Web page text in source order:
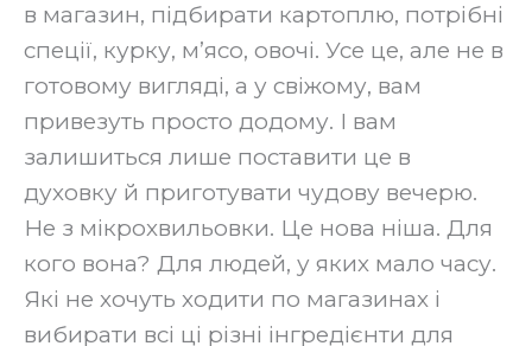
в магазин, підбирати картоплю, потрібні
спеції, курку, м’ясо, овочі. Усе це, але не в
готовому вигляді, а у свіжому, вам
привезуть просто додому. І вам
залишиться лише поставити це в
духовку й приготувати чудову вечерю.
Не з мікрохвильовки. Це нова ніша. Для
кого вона? Для людей, у яких мало часу.
Які не хочуть ходити по магазинах і
вибирати всі ці різні інгредієнти для